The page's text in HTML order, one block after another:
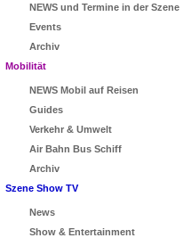
NEWS und Termine in der Szene
Events
Archiv
Mobilität
NEWS Mobil auf Reisen
Guides
Verkehr & Umwelt
Air Bahn Bus Schiff
Archiv
Szene Show TV
News
Show & Entertainment